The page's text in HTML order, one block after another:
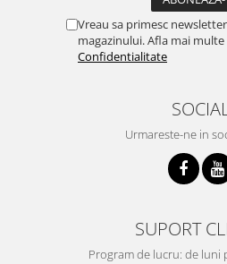
Vreau sa primesc
magazinului. Afla mai multe
Confidentialitate
Urmareste-ne in
SUPORT
Program de lucru: de luni